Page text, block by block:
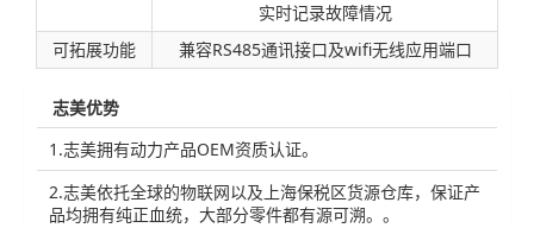
实时记录故障情况
可拓展功能
兼容RS485通讯接口及wifi无线应用端口
志美优势
1.志美拥有动力产品OEM资质认证。
2.志美依托全球的物联网以及上海保税区货源仓库，保证产
品均拥有纯正血统，大部分零件都有源可溯。。